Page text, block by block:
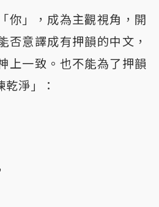
你」，成為主觀視角，開
否意譯成有押韻的中文，
上一致。也不能為了押韻
淨」：